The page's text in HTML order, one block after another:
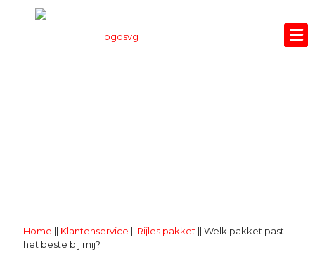
Home || Klantenservice || Rijles pakket || Welk pakket past
het beste bij mij?